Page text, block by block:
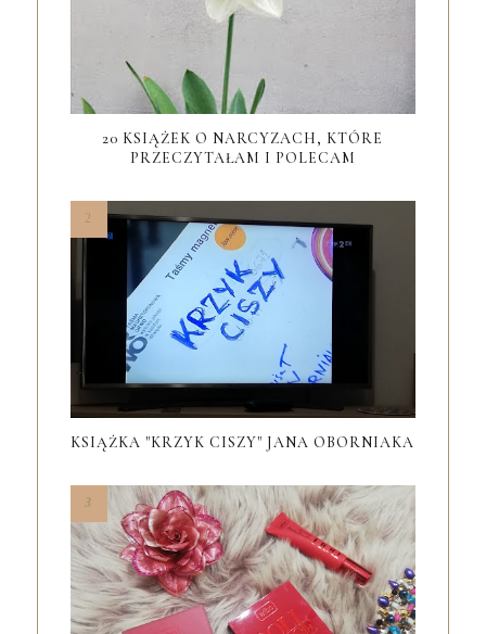
20 KSIĄŻEK O NARCYZACH, KTÓRE
PRZECZYTAŁAM I POLECAM
KSIĄŻKA "KRZYK CISZY" JANA OBORNIAKA